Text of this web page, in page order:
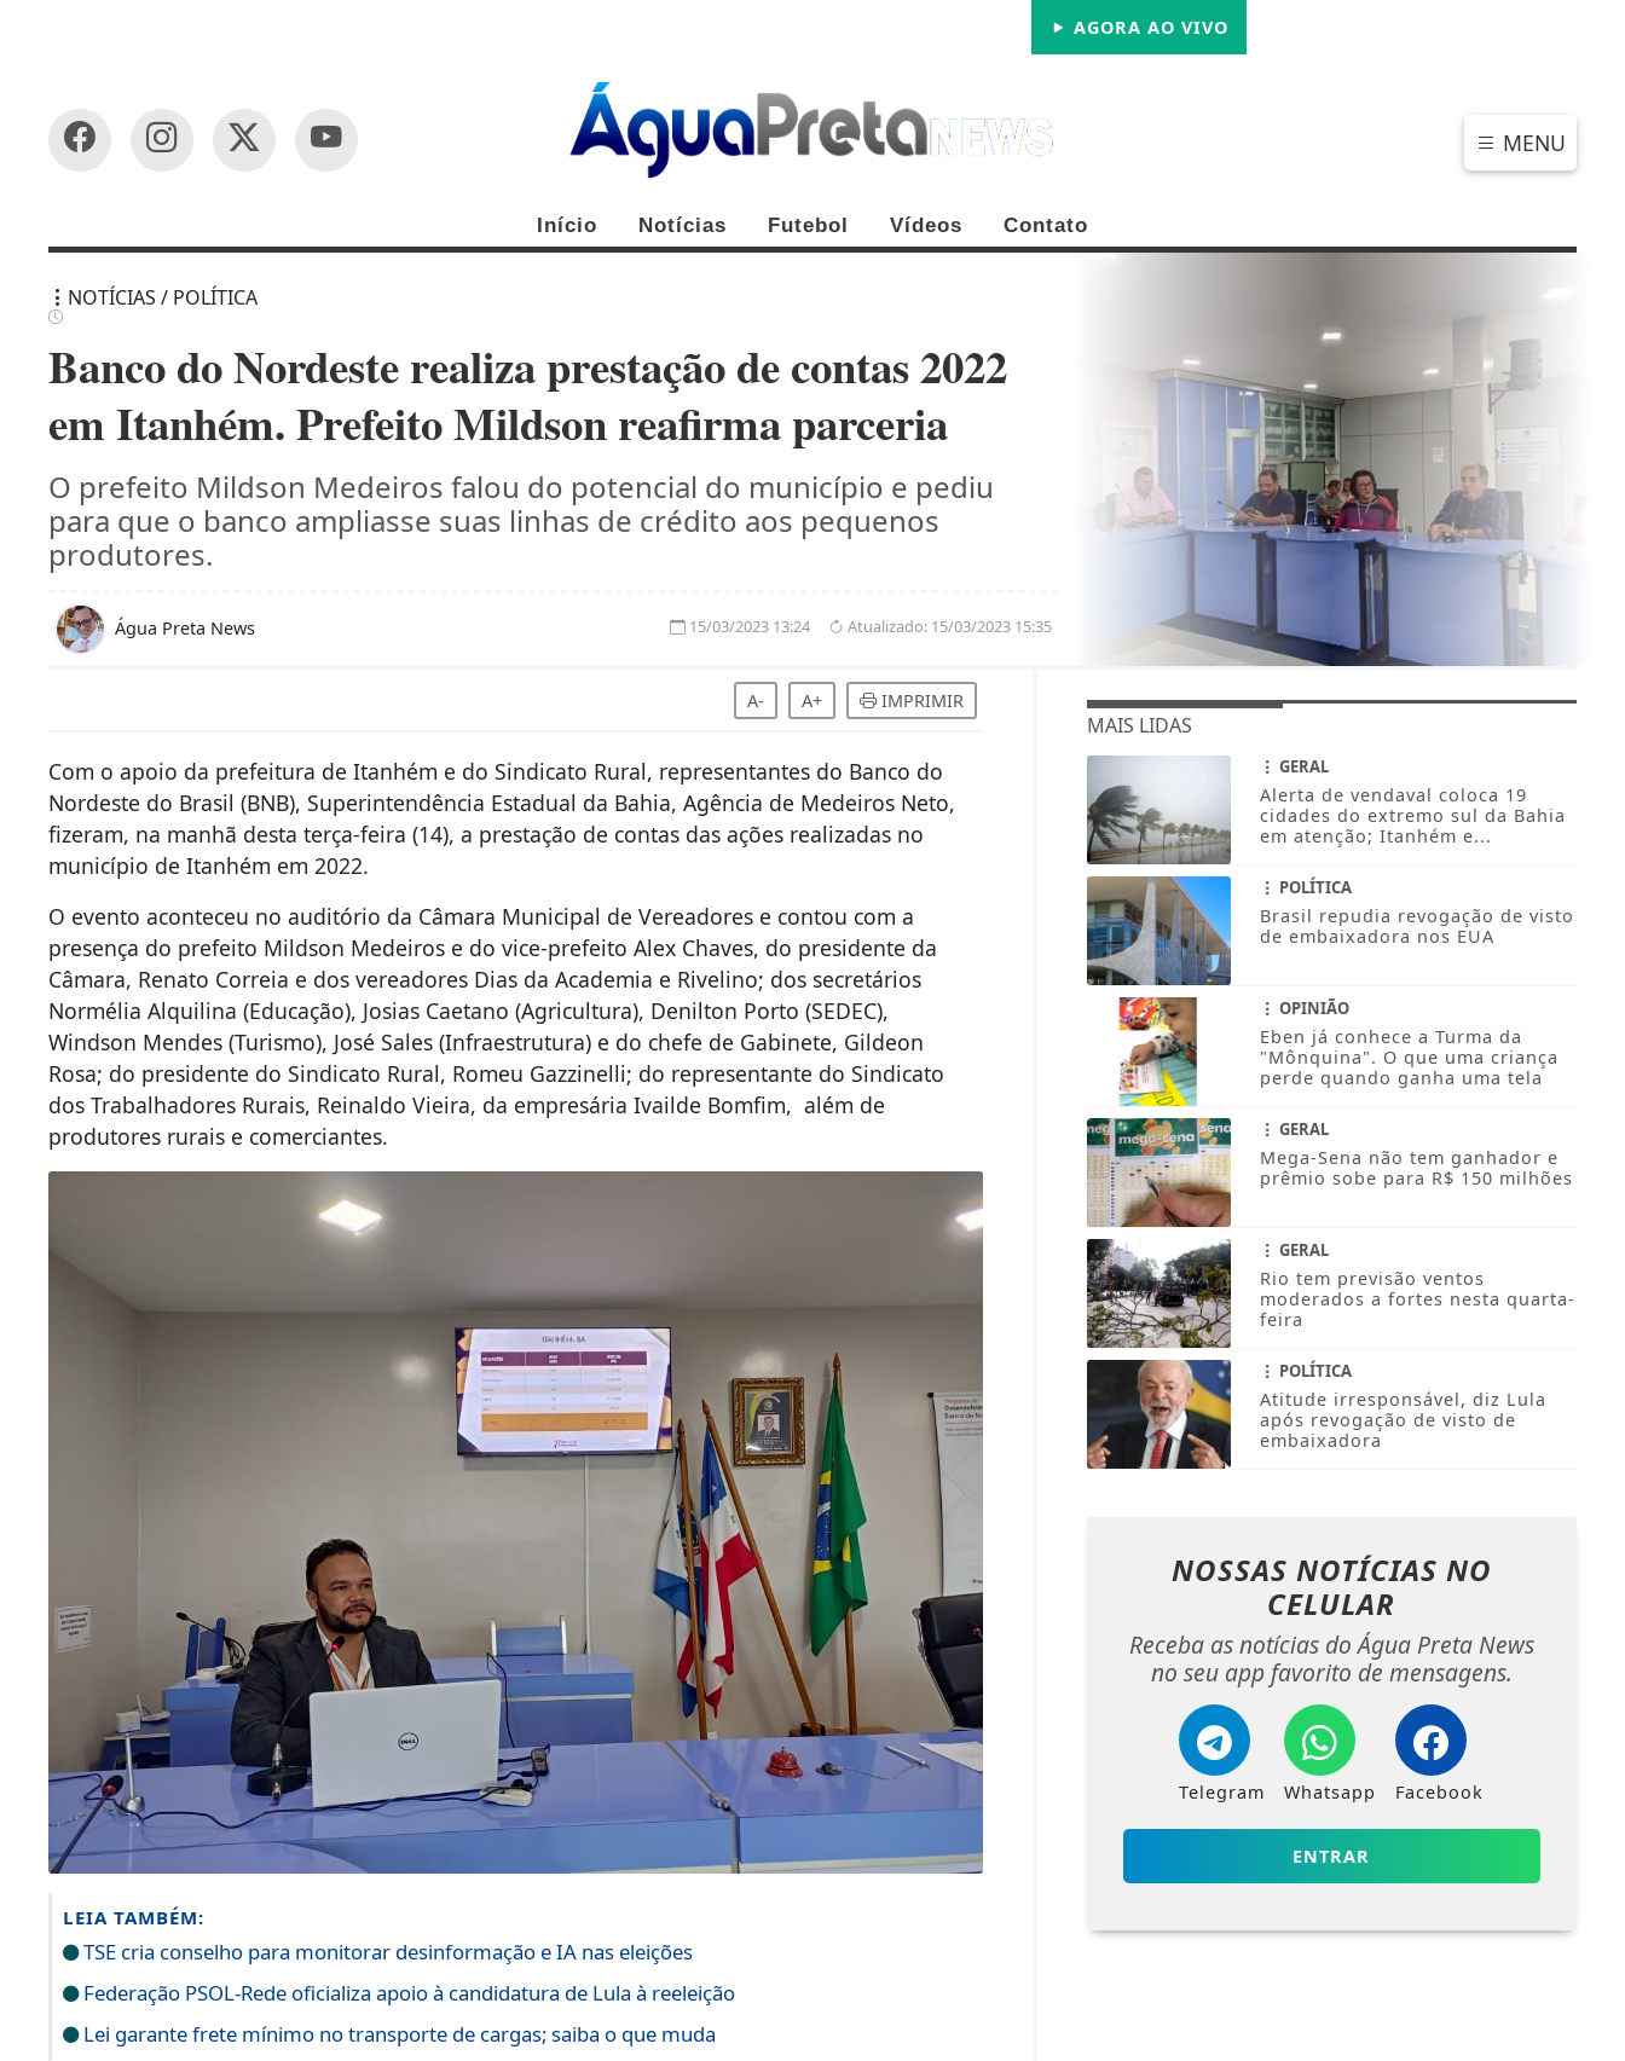
AGORA AO VIVO
MENU
Início Notícias Futebol Vídeos Contato
NOTÍCIAS / POLÍTICA
Banco do Nordeste realiza prestação de contas 2022
em Itanhém. Prefeito Mildson reafirma parceria
O prefeito Mildson Medeiros falou do potencial do município e pediu
para que o banco ampliasse suas linhas de crédito aos pequenos
produtores.
Água Preta News Atualizado:15/03/2023 15:35
15/03/2023 13:24
A- A+ IMPRIMIR
Com o apoio da prefeitura de Itanhém e do Sindicato Rural, representantes do Banco do
Nordeste do Brasil (BNB), Superintendência Estadual da Bahia, Agência de Medeiros Neto,
fizeram, na manhã desta terça-feira (14), a prestação de contas das ações realizadas no
município de Itanhém em 2022.
O evento aconteceu no auditório da Câmara Municipal de Vereadores e contou com a
presença do prefeito Mildson Medeiros e do vice-prefeito Alex Chaves, do presidente da
Câmara, Renato Correia e dos vereadores Dias da Academia e Rivelino; dos secretários
Normélia Alquilina (Educação), Josias Caetano (Agricultura), Denilton Porto (SEDEC),
Windson Mendes (Turismo), José Sales (Infraestrutura) e do chefe de Gabinete, Gildeon
Rosa; do presidente do Sindicato Rural, Romeu Gazzinelli; do representante do Sindicato
dos Trabalhadores Rurais, Reinaldo Vieira, da empresária Ivailde Bomfim, além de
produtores rurais e comerciantes.
LEIA TAMBÉM:
TSE cria conselho para monitorar desinformação e IA nas eleições
Federação PSOL-Rede oficializa apoio à candidatura de Lula à reeleição
Lei garante frete mínimo no transporte de cargas; saiba o que muda
MAIS LIDAS
GERAL
Alerta de vendaval coloca 19
cidades do extremo sul da Bahia
em atenção; Itanhém e...
POLÍTICA
Brasil repudia revogação de visto
de embaixadora nos EUA
OPINIÃO
Eben já conhece a Turma da
"Mônquina". O que uma criança
perde quando ganha uma tela
GERAL
Mega-Sena não tem ganhador e
prêmio sobe para R$ 150 milhões
GERAL
Rio tem previsão ventos
moderados a fortes nesta quarta-
feira
POLÍTICA
Atitude irresponsável, diz Lula
após revogação de visto de
embaixadora
NOSSAS NOTÍCIAS NO
CELULAR
Receba as notícias do Água Preta News
no seu app favorito de mensagens.
Telegram Whatsapp Facebook
ENTRAR